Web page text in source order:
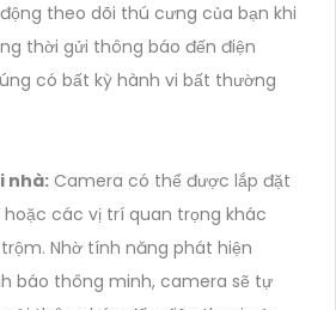
theo dõi thú cưng của bạn khi
thời gửi thông báo đến điện
có bất kỳ hành vi bất thường
nhà: Camera có thể được lắp đặt
các vị trí quan trọng khác
Nhờ tính năng phát hiện
báo thông minh, camera sẽ tự